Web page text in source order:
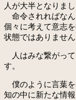
人が大半となりまし
命令されればなん
個々に考えて意志
状態ではありません
人はみな繋がって
す。
僕のように言葉を
知の中に新たな情